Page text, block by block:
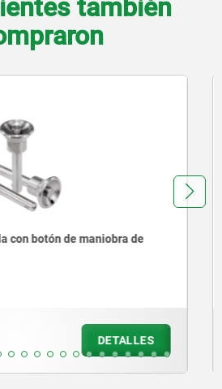
también
bola con empuñadura de plástico
DETALLES